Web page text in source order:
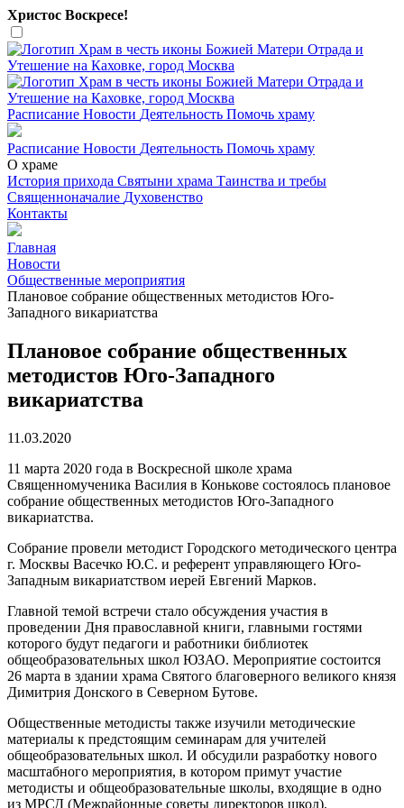
Христос Воскресе!
Расписание Новости Деятельность Помочь храму
Расписание Новости Деятельность Помочь храму
О храме
История прихода Святыни храма Таинства и требы
Священноначалие Духовенство
Контакты
Главная
Новости
Общественные мероприятия
Плановое собрание общественных методистов Юго-
Западного викариатства
Плановое собрание общественных
методистов Юго-Западного
викариатства
11.03.2020
11 марта 2020 года в Воскресной школе храма
Священномученика Василия в Конькове состоялось плановое
собрание общественных методистов Юго-Западного
викариатства.
Собрание провели методист Городского методического центра
г. Москвы Васечко Ю.С. и референт управляющего Юго-
Западным викариатством иерей Евгений Марков.
Главной темой встречи стало обсуждения участия в
проведении Дня православной книги, главными гостями
которого будут педагоги и работники библиотек
общеобразовательных школ ЮЗАО. Мероприятие состоится
26 марта в здании храма Святого благоверного великого князя
Димитрия Донского в Северном Бутове.
Общественные методисты также изучили методические
материалы к предстоящим семинарам для учителей
общеобразовательных школ. И обсудили разработку нового
масштабного мероприятия, в котором примут участие
методисты и общеобразовательные школы, входящие в одно
из МРСД (Межрайонные советы директоров школ).